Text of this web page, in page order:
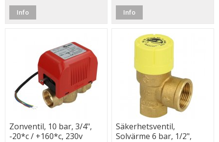
Info Info
Zonventil, 10 bar, 3/4",
-20*c / +160*c, 230v
Säkerhetsventil,
Solvärme 6 bar, 1/2",